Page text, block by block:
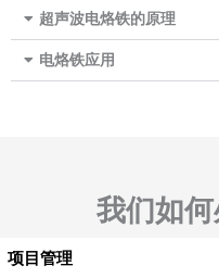
超声波电烙铁的原理
电烙铁应用
我们如
项目管理